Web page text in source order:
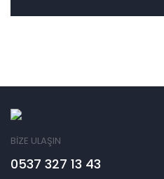
BİZE ULAŞIN
0537 327 13 43